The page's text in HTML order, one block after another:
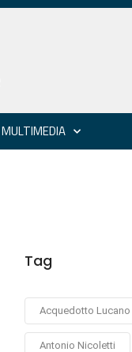
MULTIMEDIA
Tag
Acquedotto Lucano
Antonio Nicoletti